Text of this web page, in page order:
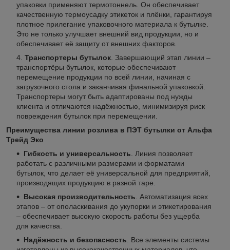
упаковки применяют термотоннель. Он обеспечивает
качественную термоусадку этикеток и плёнки, гарантируя
плотное прилегание упаковочного материала к бутылке.
Это не только улучшает внешний вид продукции, но и
обеспечивает её защиту от внешних факторов.
Транспортеры бутылок. Завершающий этап линии –
транспортёры бутылок, которые обеспечивают
перемещение продукции по всей линии, начиная с
загрузочного стола и заканчивая финальной упаковкой.
Транспортеры могут быть адаптированы под нужды
клиента и отличаются надёжностью, минимизируя риск
повреждения бутылок при перемещении.
Преимущества линии розлива в ПЭТ бутылки от Альфа
Трейд Эко
Гибкость и универсальность. Линия позволяет
работать с различными размерами и форматами
бутылок, что делает её универсальной для предприятий,
производящих продукцию в разной таре.
Высокая производительность. Автоматизация всех
этапов – от ополаскивания до укупорки и этикетирования
– обеспечивает высокую скорость работы без ущерба
для качества.
Надёжность и безопасность. Все элементы системы